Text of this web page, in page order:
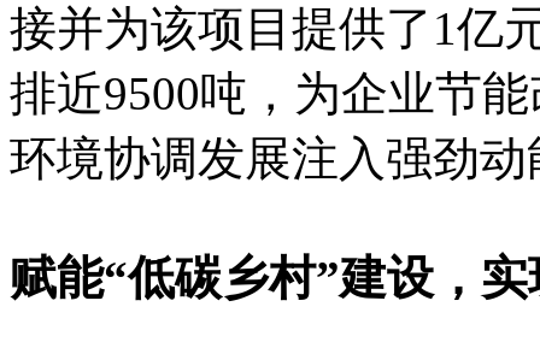
接并为该项目提供了1亿
排近9500吨，为企业节
环境协调发展注入强劲动
赋能“低碳乡村”建设，